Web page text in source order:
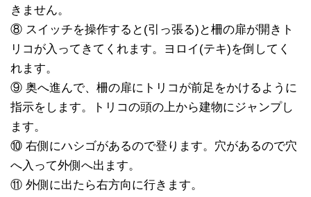
きません。
⑧ スイッチを操作すると(引っ張る)と柵の扉が開きト
リコが入ってきてくれます。ヨロイ(テキ)を倒してく
れます。
⑨ 奥へ進んで、柵の扉にトリコが前足をかけるように
指示をします。トリコの頭の上から建物にジャンプし
ます。
⑩ 右側にハシゴがあるので登ります。穴があるので穴
へ入って外側へ出ます。
⑪ 外側に出たら右方向に行きます。